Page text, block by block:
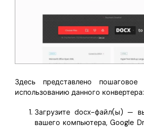
Здесь представлено пошаговое
использованию данного конвертера:
Загрузите docx-файл(ы) —
вашего компьютера, Google